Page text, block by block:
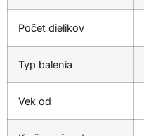
Počet dielikov
Typ balenia
Vek od